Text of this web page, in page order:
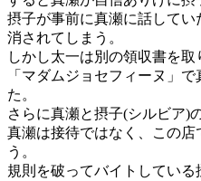
摂子が事前に真瀬に話して
消されてしまう。
しかし太一は別の領収書を取
「マダムジョセフィーヌ」
た。
さらに真瀬と摂子(シルビア)
真瀬は接待ではなく、この
う。
規則を破ってバイトしてい